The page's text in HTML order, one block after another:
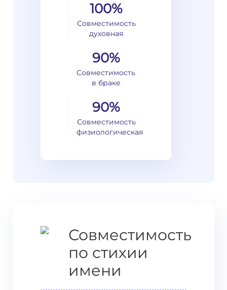
100%
Совместимость
духовная
90%
Совместимость
в браке
90%
Совместимость
физиологическая
Совместимость
по стихии
имени